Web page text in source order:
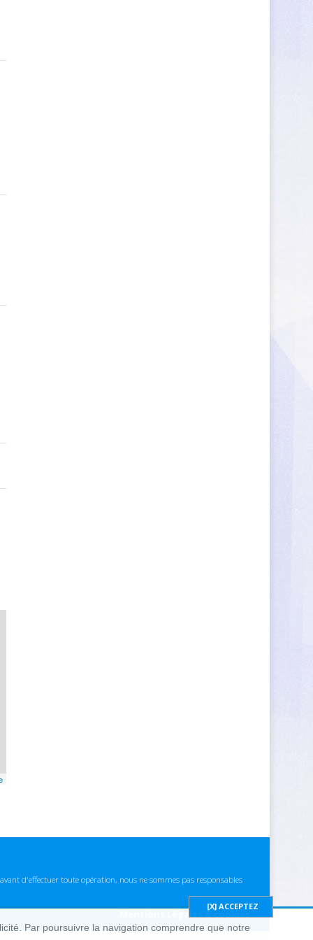
d'effectuer toute opération, nous ne sommes pas responsables
Mentions Légales & cookies
Par poursuivre la navigation comprendre que notre